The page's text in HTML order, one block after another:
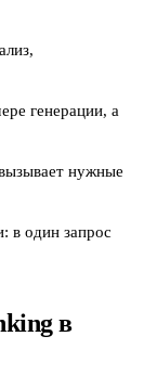
генерации, а
нужные
в один запрос
в